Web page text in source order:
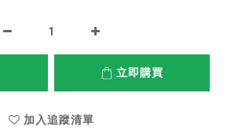
立即購買
加入追蹤清單